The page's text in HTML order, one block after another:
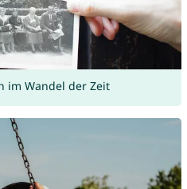
im Wandel der Zeit